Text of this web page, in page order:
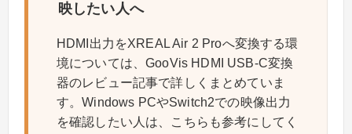
映したい人へ
HDMI出力をXREAL Air 2 Proへ変換する環
境については、GooVis HDMI USB-C変換
器のレビュー記事で詳しくまとめていま
す。Windows PCやSwitch2での映像出力
を確認したい人は、こちらも参考にしてく